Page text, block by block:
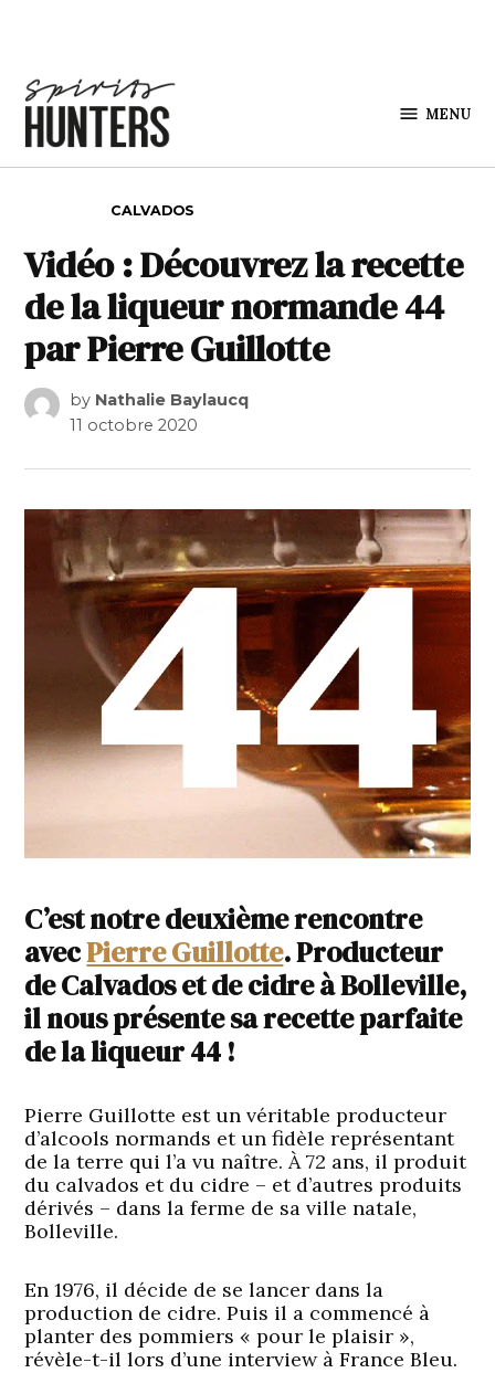
MENU
CALVADOS
Vidéo : Découvrez la recette
de la liqueur normande 44
par Pierre Guillotte
by Nathalie Baylaucq
11 octobre 2020
C’est notre deuxième rencontre
avecPierre Guillotte. Producteur
de Calvados et de cidre à Bolleville,
il nous présente sa recette parfaite
de la liqueur 44 !
Pierre Guillotte est un véritable producteur
d’alcools normands et un fidèle représentant
de la terre qui l’a vu naître. À 72 ans, il produit
du calvados et du cidre – et d’autres produits
dérivés – dans la ferme de sa ville natale,
Bolleville.
En 1976, il décide de se lancer dans la
production de cidre. Puis il a commencé à
planter des pommiers « pour le plaisir »,
révèle-t-il lors d’une interview à France Bleu.